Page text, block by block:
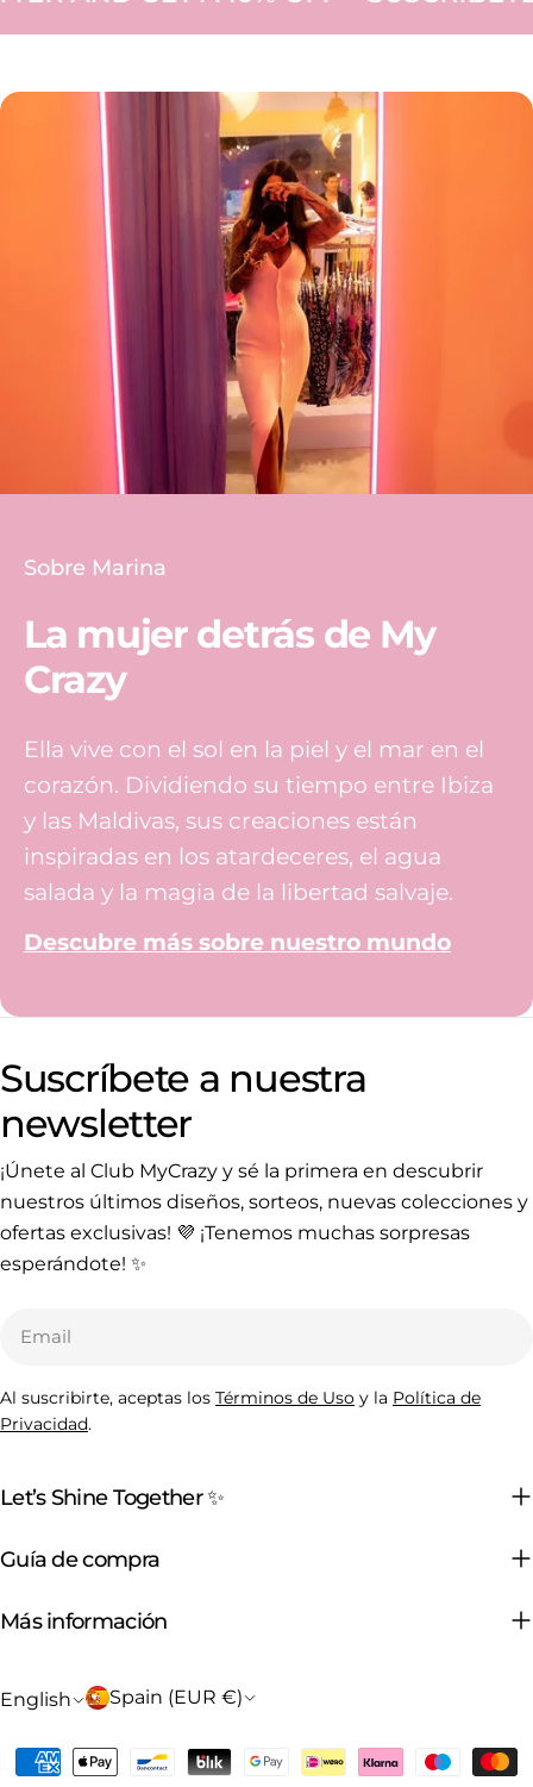
Sobre Marina
La mujer detrás de My
Crazy
Ella vive con el sol en la piel y el mar en el
corazón. Dividiendo su tiempo entre Ibiza
y las Maldivas, sus creaciones están
inspiradas en los atardeceres, el agua
salada y la magia de la libertad salvaje.
Descubre más sobre nuestro mundo
Suscríbete a nuestra
newsletter
¡Únete al Club MyCrazy y sé la primera en descubrir
nuestros últimos diseños, sorteos, nuevas colecciones y
ofertas exclusivas! 💜 ¡Tenemos muchas sorpresas
esperándote! ✨
Al suscribirte, aceptas los Términos de Uso y la Política de
Privacidad.
Let’s Shine Together ✨
Guía de compra
Más información
L
a
n
English
C
u
Spain (EUR €)
Payment